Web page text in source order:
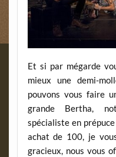
Et si par mégarde
mieux une demi-
pouvons vous faire
grande Bertha,
spécialiste en
achat de 100, je
gracieux, nous vous